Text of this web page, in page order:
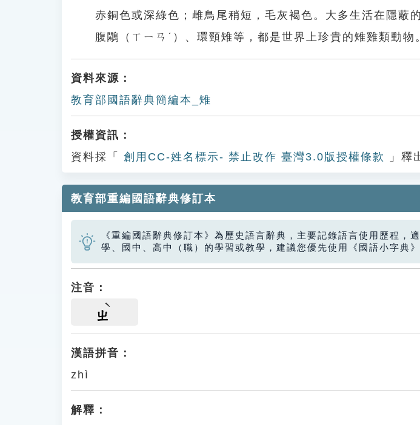
赤銅色或深綠色；雌鳥尾稍短，毛灰褐色。大多生活在隱蔽
腹鷴（ㄒㄧㄢˊ）、環頸雉等，都是世界上珍貴的雉雞類
資料來源：
教育部國語辭典簡編本_雉
授權資訊：
資料採「
創用CC-姓名標示- 禁止改作 臺灣3.0版授權條款 」釋
教育部重編國語辭典修訂本
《重編國語辭典修訂本》為歷史語言辭典，主要記錄語言使用歷程，
學、國中、高中（職）的學習或教學，建議您優先使用《國語小字典
注音：
ㄓ
漢語拼音：
zhì
解釋：